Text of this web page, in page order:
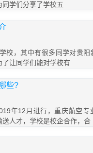
学们分享了学校五
校，其中有很多同学对贵
让同学们能对学校有
些?
年12月进行，重庆航空专
人才，学校是校企合作，合